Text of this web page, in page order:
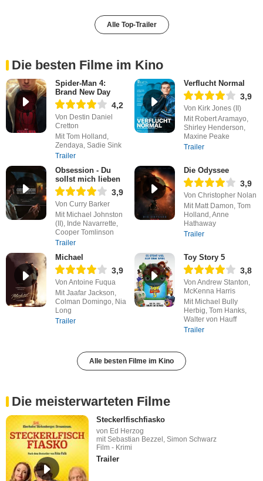
Alle Top-Trailer
Die besten Filme im Kino
Spider-Man 4:
Brand New Day
4,2
Von Destin Daniel
Cretton
Mit Tom Holland,
Zendaya, Sadie Sink
Trailer
Verflucht Normal
3,9
Von Kirk Jones (II)
Mit Robert Aramayo,
Shirley Henderson,
Maxine Peake
Trailer
Obsession - Du
sollst mich lieben
3,9
Von Curry Barker
Mit Michael Johnston
(II), Inde Navarrette,
Cooper Tomlinson
Trailer
Die Odyssee
3,9
Von Christopher Nolan
Mit Matt Damon, Tom
Holland, Anne
Hathaway
Trailer
Michael
3,9
Von Antoine Fuqua
Mit Jaafar Jackson,
Colman Domingo, Nia
Long
Trailer
Toy Story 5
3,8
Von Andrew Stanton,
McKenna Harris
Mit Michael Bully
Herbig, Tom Hanks,
Walter von Hauff
Trailer
Alle besten Filme im Kino
Die meisterwarteten Filme
Steckerlfischfiasko
von Ed Herzog
mit Sebastian Bezzel, Simon Schwarz
Film - Krimi
Trailer